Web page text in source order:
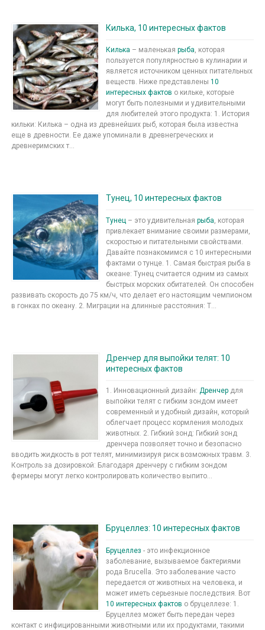
Килька, 10 интересных фактов
Килька – маленькая рыба, которая
пользуется популярностью в кулинарии и
является источником ценных питательных
веществ. Ниже представлены 10
интересных фактов о кильке, которые
могут быть полезными и удивительными
для любителей этого продукта: 1. История
кильки: Килька – одна из древнейших рыб, которая была известна
еще в древности. Ее даже упоминали в древнегреческих и
древнеримских т...
Тунец, 10 интересных фактов
Тунец – это удивительная рыба , которая
привлекает внимание своими размерами,
скоростью и питательными свойствами.
Давайте познакомимся с 10 интересными
фактами о тунце. 1. Самая быстрая рыба в
океане: Тунец считается одним из самых
быстрых морских обитателей. Он способен
развивать скорость до 75 км/ч, что делает его настоящим чемпионом
в гонках по океану. 2. Миграции на длинные расстояния: Т...
Дренчер для выпойки телят: 10
интересных фактов
1. Инновационный дизайн: Дренчер для
выпойки телят с гибким зондом имеет
современный и удобный дизайн, который
облегчает процесс кормления молодых
животных. 2. Гибкий зонд: Гибкий зонд
дренчера позволяет точно и безопасно
вводить жидкость в рот телят, минимизируя риск возможных травм. 3.
Контроль за дозировкой: Благодаря дренчеру с гибким зондом
фермеры могут легко контролировать количество выпито...
Бруцеллез: 10 интересных фактов
Бруцеллез - это инфекционное
заболевание, вызываемое бактериями
рода Brucella. Это заболевание часто
передается от животных на человека, и
может иметь серьезные последствия. Вот
10 интересных фактов о бруцеллезе: 1.
Бруцеллез может быть передан через
контакт с инфицированными животными или их продуктами, такими